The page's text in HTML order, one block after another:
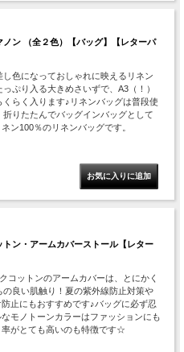
ン （全２色）【バッグ】【レターパ
し色になっておしゃれに映えるリネン
ぷり入る大きめさいずで、A3（！）
くらく入ります♪リネンバッグは普段使
折りたたんでバッグインバッグとして
ン100％のリネンバッグです。
トン・アームカバーストール【レター
コットンのアームカバーは、とにかく
の良い肌触り！夏の紫外線防止対策や
止にもおすすめです♪バッグに必ず忍
モノトーンカラーはファッションにも
がとても高いのも特徴です☆